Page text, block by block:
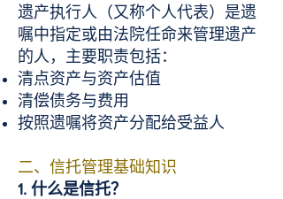
遗产执行人（又称个人代表）是遗
嘱中指定或由法院任命来管理遗产
的人，主要职责包括：
清点资产与资产估值
清偿债务与费用
按照遗嘱将资产分配给受益人
二、信托管理基础知识
1. 什么是信托？